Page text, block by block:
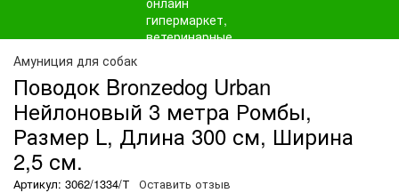
Амуниция для собак
Поводок Bronzedog Urban
Нейлоновый 3 метра Ромбы,
Размер L, Длина 300 см, Ширина
2,5 см.
Артикул: 3062/1334/Т Оставить отзыв